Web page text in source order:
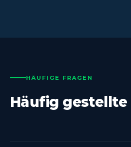
HÄUFIGE FRAGEN
Häufig gestellte